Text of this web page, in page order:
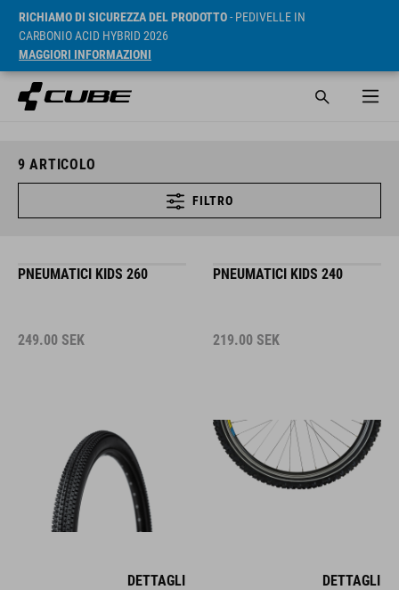
RICHIAMO DI SICUREZZA DEL PRODOTTO- PEDIVELLE IN
CARBONIO ACID HYBRID 2026
MAGGIORI INFORMAZIONI
9 ARTICOLO
FILTRO
PNEUMATICI KIDS 260
249.00 SEK
DETTAGLI
PNEUMATICI KIDS 240
219.00 SEK
DETTAGLI